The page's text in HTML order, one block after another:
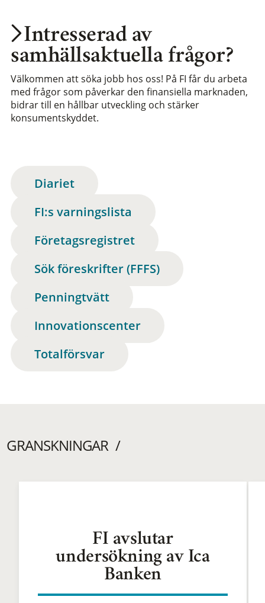
Intresserad av
samhällsaktuella frågor?
Välkommen att söka jobb hos oss! På FI får du arbeta
med frågor som påverkar den finansiella marknaden,
bidrar till en hållbar utveckling och stärker
konsumentskyddet.
Diariet
FI:s varningslista
Företagsregistret
Sök föreskrifter (FFFS)
Penningtvätt
Innovationscenter
Totalförsvar
GRANSKNINGAR
FI avslutar
undersökning av Ica
Banken